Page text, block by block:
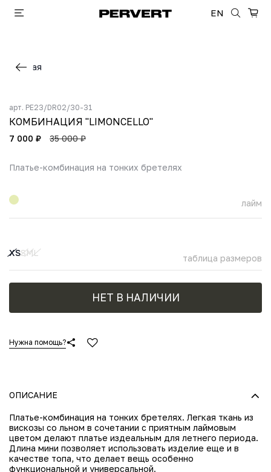
EN
Главная
арт. PE23/DR02/30-31
КОМБИНАЦИЯ "LIMONCELLO"
7 000 ₽ 35 000 ₽
НЕТ В НАЛИЧИИ
лайм
XSSML таблица размеров
Платье-комбинация на тонких бретелях
Нужна помощь?
ОПИСАНИЕ
Платье-комбинация на тонких бретелях. Легкая ткань из
вискозы со льном в сочетании с приятным лаймовым
цветом делают платье издеальным для летнего периода.
Длина мини позволяет использовать изделие еще и в
качестве топа, что делает вещь особенно
функциональной и универсальной.